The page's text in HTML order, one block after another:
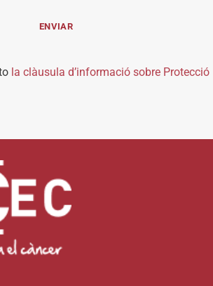
la clàusula d’informació sobre Protecció